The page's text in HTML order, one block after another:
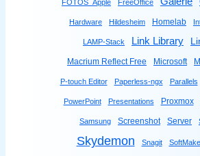
FOTOS_Apple FreeOffice
Hardware Hildesheim Homelab
LAMP-Stack Link Library
Macrium Reflect Free Microsoft
P-touch Editor Paperless-ngx Parallels
PowerPoint Presentations Proxmox
Samsung Screenshot Server
Skydemon Snagit